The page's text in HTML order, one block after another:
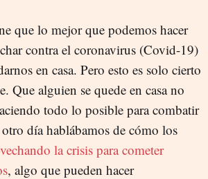
que lo mejor que podemos hacer
contra el coronavirus (Covid-19)
en casa. Pero esto es solo cierto
Que alguien se quede en casa no
todo lo posible para combatir
día hablábamos de cómo los
la crisis para cometer
, algo que pueden hacer